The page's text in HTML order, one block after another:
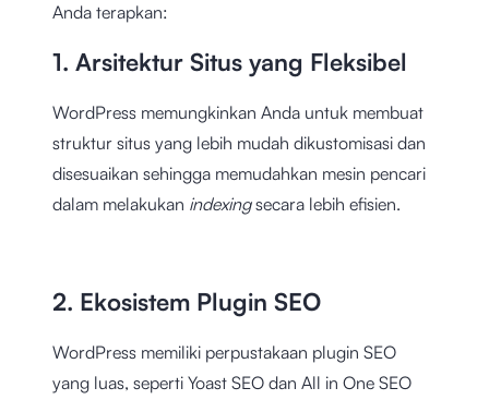
Anda terapkan:
1. Arsitektur Situs yang Fleksibel
WordPress memungkinkan Anda untuk membuat
struktur situs yang lebih mudah dikustomisasi dan
disesuaikan sehingga memudahkan mesin pencari
dalam melakukan indexingsecara lebih efisien.
2. Ekosistem Plugin SEO
WordPress memiliki perpustakaan plugin SEO
yang luas, seperti Yoast SEO dan All in One SEO